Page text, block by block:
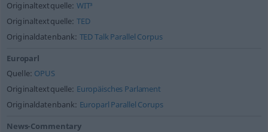
Originaltextquelle: WIT³
Originaltextquelle: TED
Originaldatenbank: TED Talk Parallel Corpus
Europarl
Quelle: OPUS
Originaltextquelle: Europäisches Parlament
Originaldatenbank: Europarl Parallel Corups
News-Commentary